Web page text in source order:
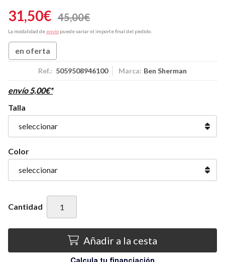
31,50€ 45,00€
La modalidad de envío puede variar el importe final del pedido.
en oferta
Ref.: 5059508946100 Marca: Ben Sherman
envío 5,00€*
Talla
Color
Cantidad
Añadir a la cesta